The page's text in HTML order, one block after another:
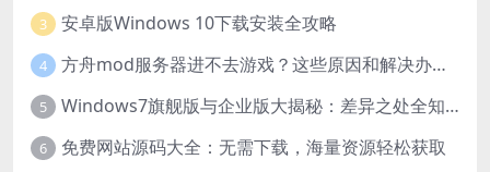
3 安卓版Windows 10下载安装全攻略
4 方舟mod服务器进不去游戏？这些原因和解决办法你得知道
5 Windows7旗舰版与企业版大揭秘：差异之处全知晓
6 免费网站源码大全：无需下载，海量资源轻松获取